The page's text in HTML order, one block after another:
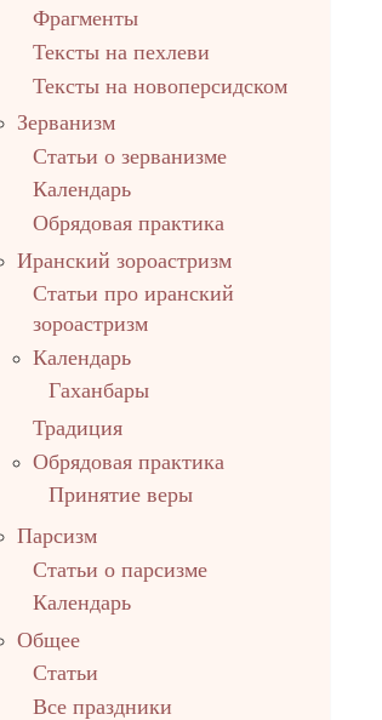
Фрагменты
Тексты на пехлеви
Тексты на новоперсидском
Зерванизм
Статьи о зерванизме
Календарь
Обрядовая практика
Иранский зороастризм
Статьи про иранский
зороастризм
Календарь
Гаханбары
Традиция
Обрядовая практика
Принятие веры
Парсизм
Статьи о парсизме
Календарь
Общее
Статьи
Все праздники